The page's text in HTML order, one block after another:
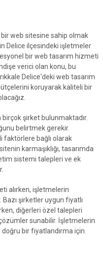
web sitesine sahip olmak
Delice ilçesindeki işletmeler
bir web tasarım hizmeti
verici olan konu, bu
Delice'deki web tasarım
koruyarak kaliteli bir
şirket bulunmaktadır.
belirtmek gerekir.
faktörlere bağlı olarak
karmaşıklığı, tasarımda
sistemi talepleri ve ek
alırken, işletmelerin
şirketler uygun fiyatlı
diğerleri özel talepleri
sunabilir. İşletmelerin
doğru bir fiyatlandırma için